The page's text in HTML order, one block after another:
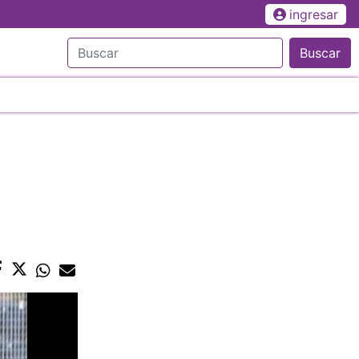
ingresar
Buscar